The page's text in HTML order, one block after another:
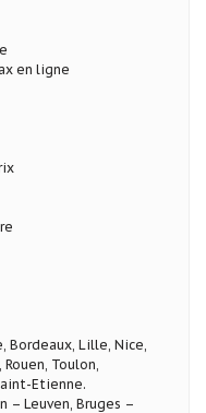
en ligne
Bordeaux, Lille, Nice,
Toulon,
Etienne.
– Leuven, Bruges –